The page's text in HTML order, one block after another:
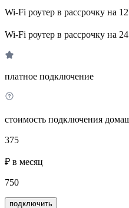
Wi-Fi роутер в рассрочку на
Wi-Fi роутер в рассрочку на
платное подключение
стоимость подключения
375
₽ в месяц
750
подключить